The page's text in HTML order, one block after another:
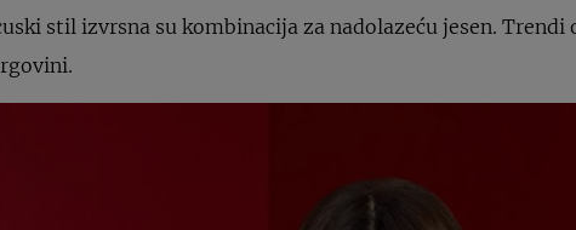
stil izvrsna su kombinacija za nadolazeću jesen. Trendi